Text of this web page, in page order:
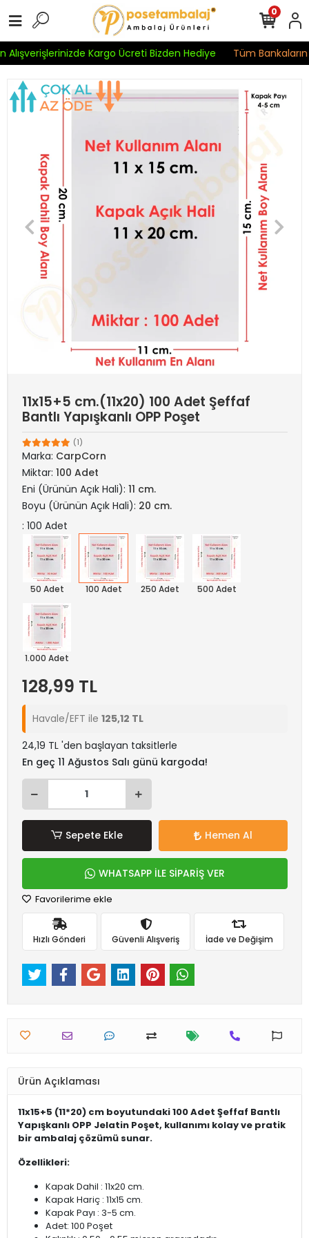
Kargo Ücreti Bizden Hediye Tüm
0
11x15+5 cm.(11x20) 100 Adet Şeffaf
Bantlı Yapışkanlı OPP Poşet
(1)
Marka: CarpCorn
Miktar: 100 Adet
Eni (Ürünün Açık Hali): 11 cm.
Boyu (Ürünün Açık Hali): 20 cm.
: 100 Adet
50 Adet 100 Adet 250 Adet 500 Adet
1.000 Adet
128,99 TL
Havale/EFT ile 125,12 TL
24,19 TL 'den başlayan taksitlerle
En geç 11 Ağustos Salı günü kargoda!
Sepete Ekle Hemen Al
WHATSAPP İLE SİPARİŞ VER
Favorilerime ekle
Hızlı Gönderi Güvenli Alışveriş İade ve Değişim
Ürün Açıklaması
11x15+5 (11*20) cm boyutundaki 100 Adet Şeffaf Bantlı
Yapışkanlı OPP Jelatin Poşet, kullanımı kolay ve pratik
bir ambalaj çözümü sunar.
Özellikleri:
Kapak Dahil : 11x20 cm.
Kapak Hariç : 11x15 cm.
Kapak Payı : 3-5 cm.
Adet: 100 Poşet